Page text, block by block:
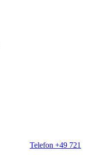
Telefon +49 721